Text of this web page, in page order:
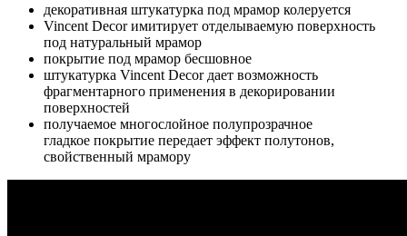
декоративная штукатурка под мрамор колеруется
Vincent Decor имитирует отделываемую поверхность
под натуральный мрамор
покрытие под мрамор бесшовное
штукатурка Vincent Decor дает возможность
фрагментарного применения в декорировании
поверхностей
получаемое многослойное полупрозрачное
гладкое покрытие передает эффект полутонов,
свойственный мрамору